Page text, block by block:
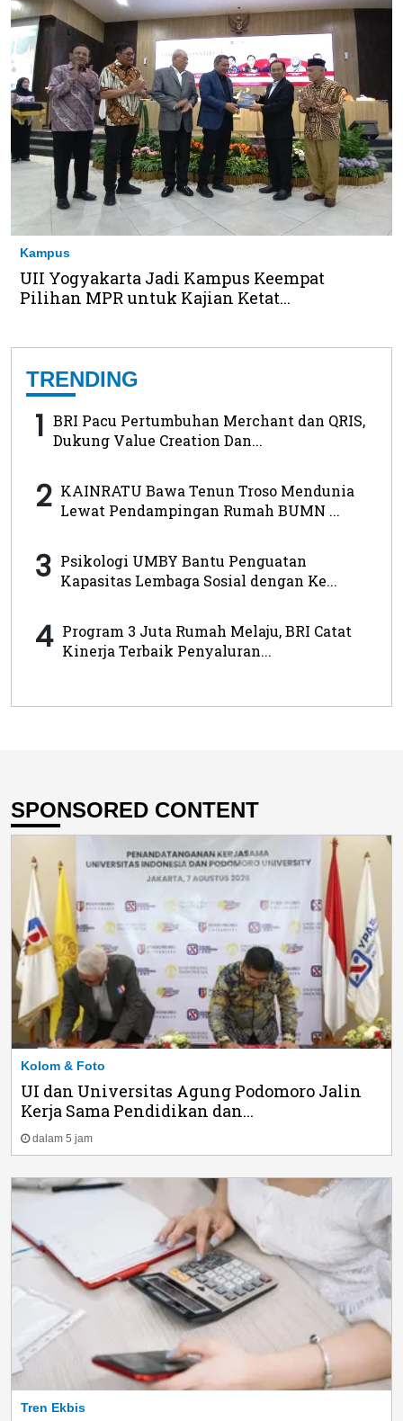
Kampus
UII Yogyakarta Jadi Kampus Keempat
Pilihan MPR untuk Kajian Ketat...
TRENDING
1 BRI Pacu Pertumbuhan Merchant dan QRIS,
Dukung Value Creation Dan...
2 KAINRATU Bawa Tenun Troso Mendunia
Lewat Pendampingan Rumah BUMN ...
3 Psikologi UMBY Bantu Penguatan
Kapasitas Lembaga Sosial dengan Ke...
4 Program 3 Juta Rumah Melaju, BRI Catat
Kinerja Terbaik Penyaluran...
SPONSORED CONTENT
Kolom & Foto
UI dan Universitas Agung Podomoro Jalin
Kerja Sama Pendidikan dan...
dalam 5 jam
Tren Ekbis